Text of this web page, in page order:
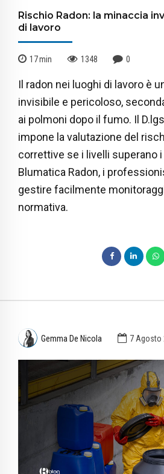
Rischio Radon: la minaccia
di lavoro
17min 1348 0
Il radon nei luoghi di lavoro è
invisibile e pericoloso,
ai polmoni dopo il fumo. Il
impone la valutazione del
correttive se i livelli superano
Blumatica Radon, i
gestire facilmente
normativa.
Gemma De Nicola 7 Agosto